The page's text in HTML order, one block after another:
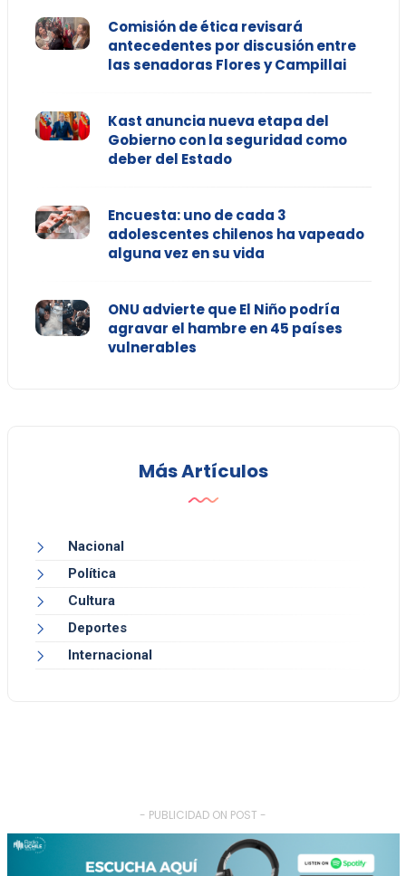
Comisión de ética revisará
antecedentes por discusión entre
las senadoras Flores y Campillai
Kast anuncia nueva etapa del
Gobierno con la seguridad como
deber del Estado
Encuesta: uno de cada 3
adolescentes chilenos ha vapeado
alguna vez en su vida
ONU advierte que El Niño podría
agravar el hambre en 45 países
vulnerables
Más Artículos
Nacional
Política
Cultura
Deportes
Internacional
- PUBLICIDAD ON POST -